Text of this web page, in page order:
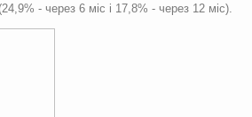
- через 6 міс і 17,8% - через 12 міс).